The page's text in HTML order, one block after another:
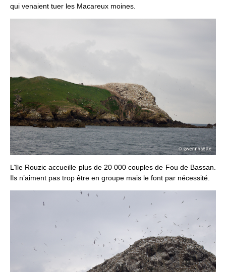
qui venaient tuer les Macareux moines.
L’île Rouzic accueille plus de 20 000 couples de Fou de Bassan.
Ils n’aiment pas trop être en groupe mais le font par nécessité.